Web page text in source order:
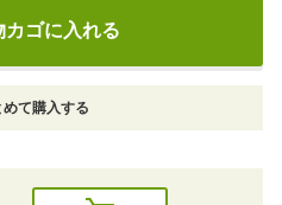
カゴに入れる
めて購入する